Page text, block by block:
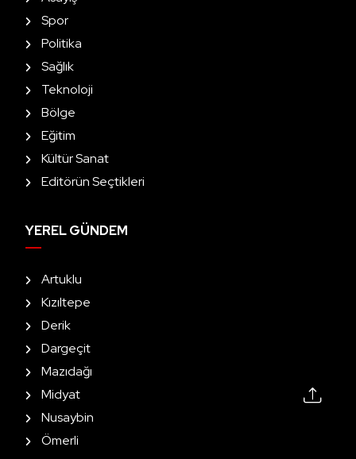
Spor
Politika
Sağlık
Teknoloji
Bölge
Eğitim
Kültür Sanat
Editörün Seçtikleri
YEREL GÜNDEM
Artuklu
Kızıltepe
Derik
Dargeçit
Mazıdağı
Midyat
Nusaybin
Ömerli